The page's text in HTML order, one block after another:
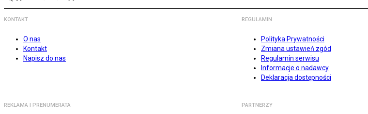
KONTAKT
O nas
Kontakt
Napisz do nas
REGULAMIN
Polityka Prywatności
Zmiana ustawień zgód
Regulamin serwisu
Informacje o nadawcy
Deklaracja dostępności
REKLAMA I PRENUMERATA PARTNERZY